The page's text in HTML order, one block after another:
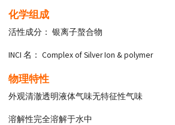
化学组成
活性成分： 银离子螯合物
INCI 名： Complex of Silver Ion & polymer
物理特性
外观清澈透明液体气味无特征性气味
溶解性完全溶解于水中